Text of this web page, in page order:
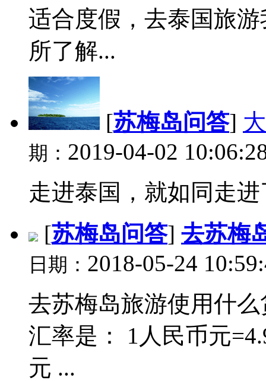
适合度假，去泰国旅
所了解...
[苏梅岛问答]
期： 2019-04-02
走进泰国，就如同走
[苏梅岛问答] 去苏梅
日期： 2018-05-24
去苏梅岛旅游使用什么
汇率是： 1人民币元
元 ...